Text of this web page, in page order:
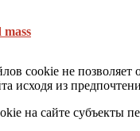
cookie не
исходя из
на сайте субъекты